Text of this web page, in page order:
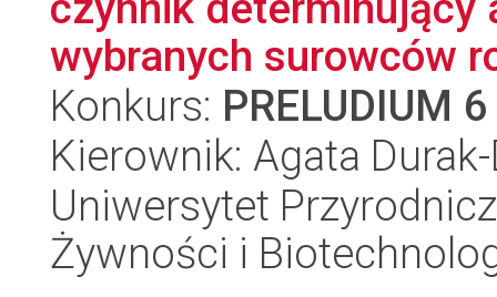
wybranych surowców
Konkurs: PRELUDIUM 6
Kierownik: Agata
Uniwersytet
Żywności i